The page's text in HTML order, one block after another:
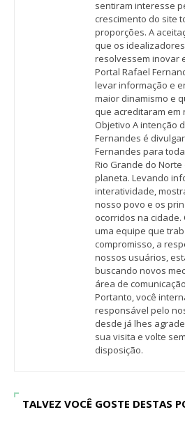
sentiram interesse
crescimento do site
proporções. A
que os
resolvessem inovar
Portal Rafael
levar informação e
maior dinamismo e
que acreditaram em
Objetivo A intenção
Fernandes é
Fernandes para
Rio Grande do
planeta. Levando
interatividade,
nosso povo e os
ocorridos na cidade.
uma equipe que
compromisso, a
nossos usuários,
buscando novos
área de
Portanto, você
responsável pelo
desde já lhes
sua visita e volte
disposição.
TALVEZ VOCÊ GOSTE DESTAS